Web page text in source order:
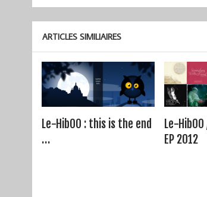
l’article
ARTICLES SIMILIAIRES
Le-HibOO : this is the end
…
Le-
EP 2012